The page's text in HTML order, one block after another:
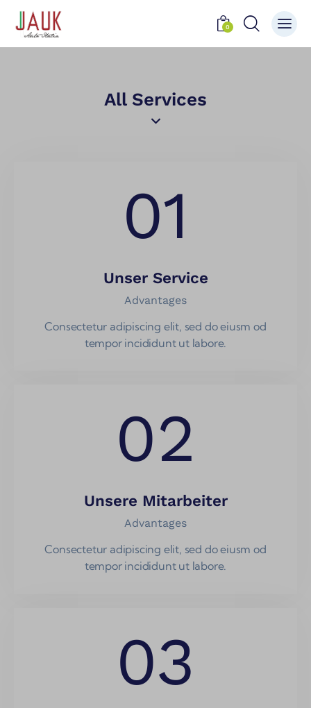
0
All Services
01
Unser Service
Advantages
Consectetur adipiscing elit, sed do eiusm od
tempor incididunt ut labore.
02
Unsere Mitarbeiter
Advantages
Consectetur adipiscing elit, sed do eiusm od
tempor incididunt ut labore.
03